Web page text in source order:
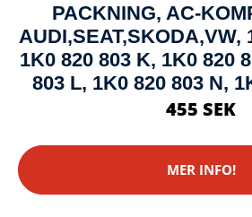
PACKNING, AC-
AUDI,SEAT,SKODA,VW,
1K0 820 803 K, 1K0 820
803 L, 1K0 820 803 N,
455 SEK
MER INFO!